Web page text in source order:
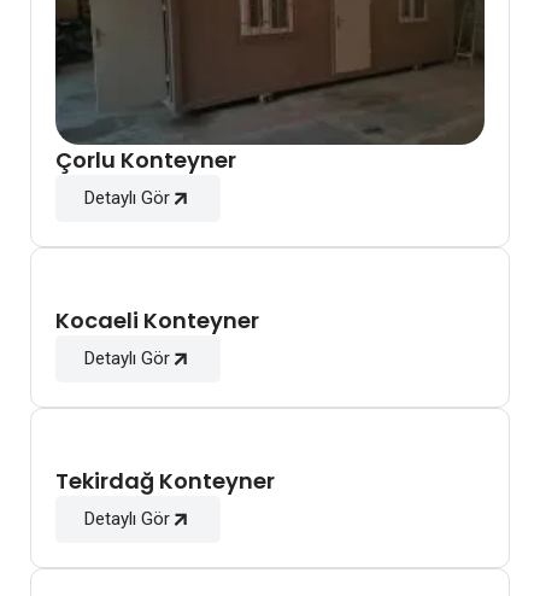
Çorlu Konteyner
Detaylı Gör
Kocaeli Konteyner
Detaylı Gör
Tekirdağ Konteyner
Detaylı Gör